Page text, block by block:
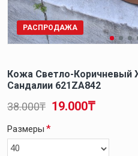
РАСПРОДАЖА
Кожа Светло-Коричневый
Сандалии 621ZA842
19.000₸
38.000₸
Размеры